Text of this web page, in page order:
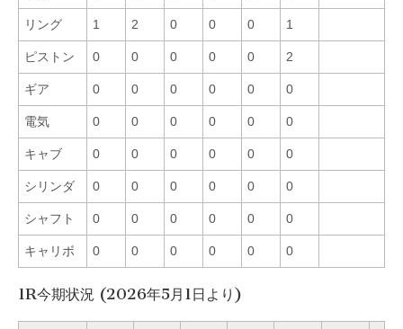
リング 1 2 0 0 0 1
ピストン 0 0 0 0 0 2
ギア 0 0 0 0 0 0
電気 0 0 0 0 0 0
キャブ 0 0 0 0 0 0
シリンダ 0 0 0 0 0 0
シャフト 0 0 0 0 0 0
キャリボ 0 0 0 0 0 0
1R今期状況 (2026年5月1日より)